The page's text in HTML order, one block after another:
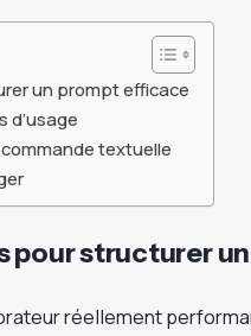
un prompt efficace
d’usage
commande textuelle
pour structurer
réellement